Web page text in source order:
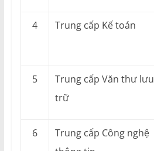
4 Trung cấp Kế toán
5
Trung cấp Văn thư lưu
trữ
6
Trung cấp Công nghệ